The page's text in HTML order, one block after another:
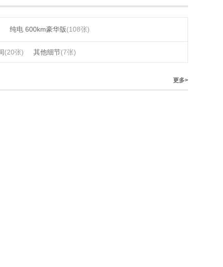
纯电 600km豪华版(108张)
(20张) 其他细节(7张)
更多>